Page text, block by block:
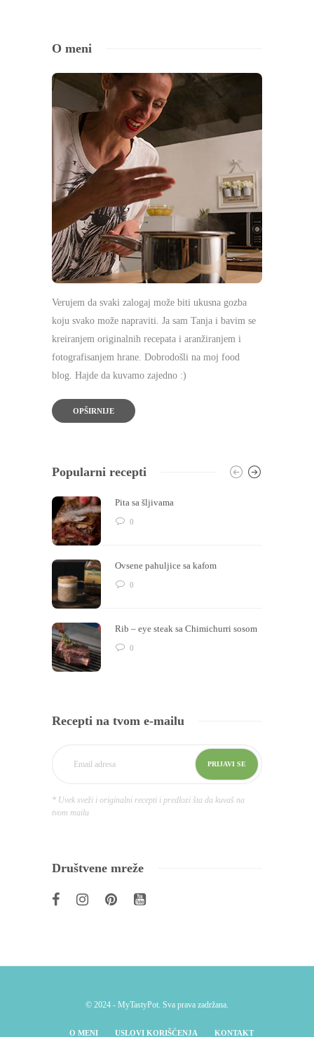
O meni
Verujem da svaki zalogaj može biti ukusna gozba
koju svako može napraviti. Ja sam Tanja i bavim se
kreiranjem originalnih recepata i aranžiranjem i
fotografisanjem hrane. Dobrodošli na moj food
blog. Hajde da kuvamo zajedno :)
OPŠIRNIJE
Popularni recepti
Pita sa šljivama
0
Ovsene pahuljice sa kafom
0
Rib – eye steak sa Chimichurri sosom
0
Recepti na tvom e-mailu
* Uvek sveži i originalni recepti i predlozi šta da kuvaš na
tvom mailu
Društvene mreže
© 2024 - MyTastyPot. Sva prava zadržana.
O MENI USLOVI KORIŠĆENJA KONTAKT